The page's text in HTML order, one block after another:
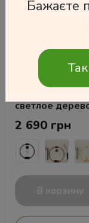
Настольная
светлое
2 690 грн
В корзину
Бажаєте
Так